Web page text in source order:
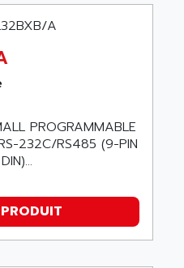
PROGRAMMABLE
232C/RS485 (9-PIN